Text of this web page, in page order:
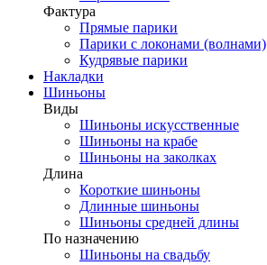
Фактура
Прямые парики
Парики с локонами (волнами)
Кудрявые парики
Накладки
Шиньоны
Виды
Шиньоны искусственные
Шиньоны на крабе
Шиньоны на заколках
Длина
Короткие шиньоны
Длинные шиньоны
Шиньоны средней длины
По назначению
Шиньоны на свадьбу